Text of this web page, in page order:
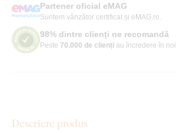
Partener oficial eMAG
Suntem vânzător certificat și eMAG.ro.
98% dintre clienți ne recomandă
Peste 70.000 de clienți au încredere în noi.
Descriere produs